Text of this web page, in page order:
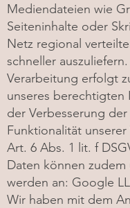
Mediendateien wie
Seiteninhalte oder
Netz regional
schneller
Verarbeitung erfolgt
unseres berechtigten
der Verbesserung
Funktionalität
Art. 6 Abs. 1 lit. f
Daten können
werden an: Google
Wir haben mit dem